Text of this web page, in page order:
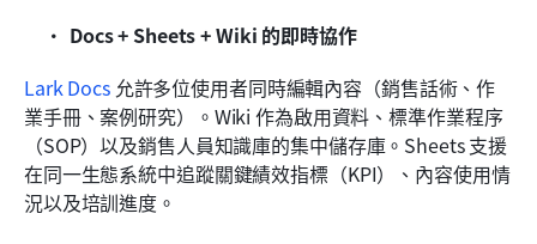
Docs + Sheets + Wiki 的即時協作
Lark Docs 允許多位使用者同時編輯內容（銷售話術、作
業手冊、案例研究）。Wiki 作為啟用資料、標準作業程序
（SOP）以及銷售人員知識庫的集中儲存庫。Sheets 支援
在同一生態系統中追蹤關鍵績效指標（KPI）、內容使用情
況以及培訓進度。